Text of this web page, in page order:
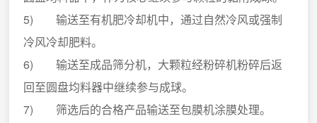
5) 输送至有机肥冷却机中，通过自然冷风或强制
冷风冷却肥料。
6) 输送至成品筛分机，大颗粒经粉碎机粉碎后返
回至圆盘均料器中继续参与成球。
7) 筛选后的合格产品输送至包膜机涂膜处理。